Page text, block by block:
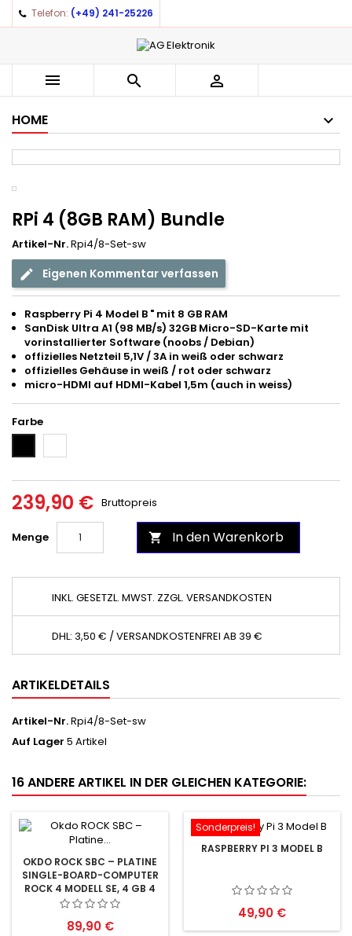
Telefon: (+49) 241-25226
  
HOME
RPi 4 (8GB RAM) Bundle
Artikel-Nr.Rpi4/8-Set-sw
Eigenen Kommentar verfassen
Raspberry Pi 4 Model B " mit 8 GB RAM
SanDisk Ultra A1 (98 MB/s) 32GB Micro-SD-Karte mit
vorinstallierter Software (noobs / Debian)
offizielles Netzteil 5,1V / 3A in weiß oder schwarz
offizielles Gehäuse in weiß / rot oder schwarz
micro-HDMI auf HDMI-Kabel 1,5m (auch in weiss)
Farbe
239,90 € Bruttopreis
Menge  In den Warenkorb
INKL. GESETZL. MWST. ZZGL. VERSANDKOSTEN
DHL: 3,50 € / VERSANDKOSTENFREI AB 39 €
ARTIKELDETAILS
Artikel-Nr.Rpi4/8-Set-sw
Auf Lager 5 Artikel
16 ANDERE ARTIKEL IN DER GLEICHEN KATEGORIE:
OKDO ROCK SBC – PLATINE
SINGLE-BOARD-COMPUTER
ROCK 4 MODELL SE, 4 GB 4
GB
Preis
89,90 €
Sonderpreis!
RASPBERRY PI 3 MODEL B
Preis
49,90 €
Auf meine Wunschliste ×
add_circle_outlineCreate new list
((title)) ×
((label))
((cancelText)) ((createText))
Anmelden ×
You need to be logged in to save products in your
wishlist.
((cancelText)) ((loginText))